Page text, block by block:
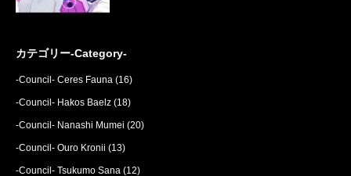
カテゴリー-Category-
-Council- Ceres Fauna (16)
-Council- Hakos Baelz (18)
-Council- Nanashi Mumei (20)
-Council- Ouro Kronii (13)
-Council- Tsukumo Sana (12)